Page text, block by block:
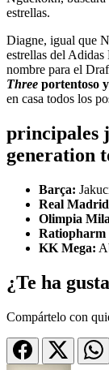
estrellas.
Diagne, igual que
estrellas del
nombre para el
Three portentoso
en casa todos los
principales
generation
Barça:
Real
Olimpia
Ratiopharm
KK Mega:
¿Te ha
Compártelo con